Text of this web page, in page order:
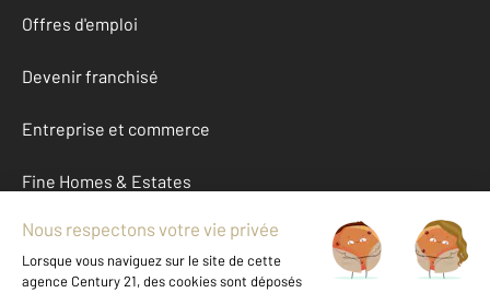
Offres d'emploi
Devenir franchisé
Entreprise et commerce
Fine Homes & Estates
À propos
International